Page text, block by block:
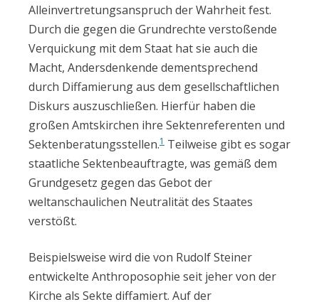
Alleinvertretungsanspruch der Wahrheit fest.
Durch die gegen die Grundrechte verstoßende
Verquickung mit dem Staat hat sie auch die
Macht, Andersdenkende dementsprechend
durch Diffamierung aus dem gesellschaftlichen
Diskurs auszuschließen. Hierfür haben die
großen Amtskirchen ihre Sektenreferenten und
Sektenberatungsstellen.1 Teilweise gibt es sogar
staatliche Sektenbeauftragte, was gemäß dem
Grundgesetz gegen das Gebot der
weltanschaulichen Neutralität des Staates
verstößt.
Beispielsweise wird die von Rudolf Steiner
entwickelte Anthroposophie seit jeher von der
Kirche als Sekte diffamiert. Auf der